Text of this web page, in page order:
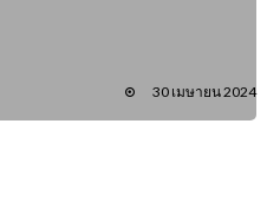
30 เมษายน 2024